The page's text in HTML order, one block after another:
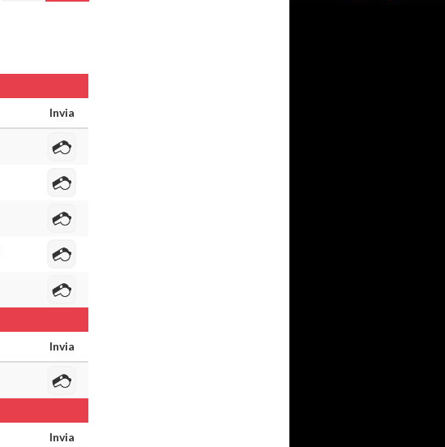
Invia
Invia
Invia